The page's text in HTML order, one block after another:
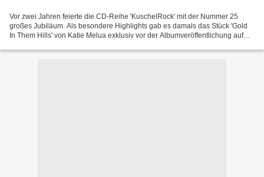
Vor zwei Jahren feierte die CD-Reihe 'KuschelRock' mit der Nummer 25
großes Jubiläum. Als besondere Highlights gab es damals das Stück 'Gold
In Them Hills' von Katie Melua exklusiv vor der Albumveröffentlichung auf